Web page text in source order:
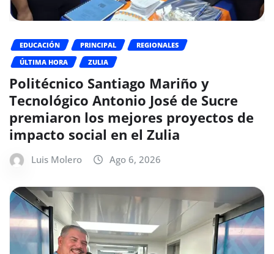
EDUCACIÓN PRINCIPAL
REGIONALES
ÚLTIMA HORA
ZULIA
Politécnico Santiago Mariño y
Tecnológico Antonio José de Sucre
premiaron los mejores proyectos de
impacto social en el Zulia
Luis Molero Ago 6, 2026